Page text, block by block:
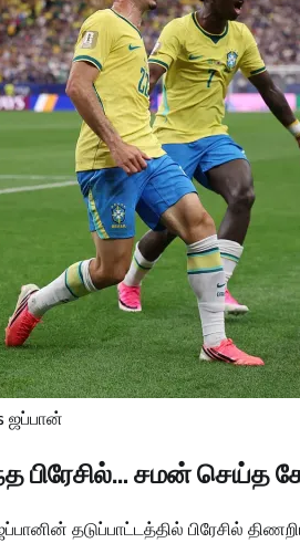
ஜப்பான்
பிரேசில்… சமன் செய்த
தடுப்பாட்டத்தில் பிரேசில்